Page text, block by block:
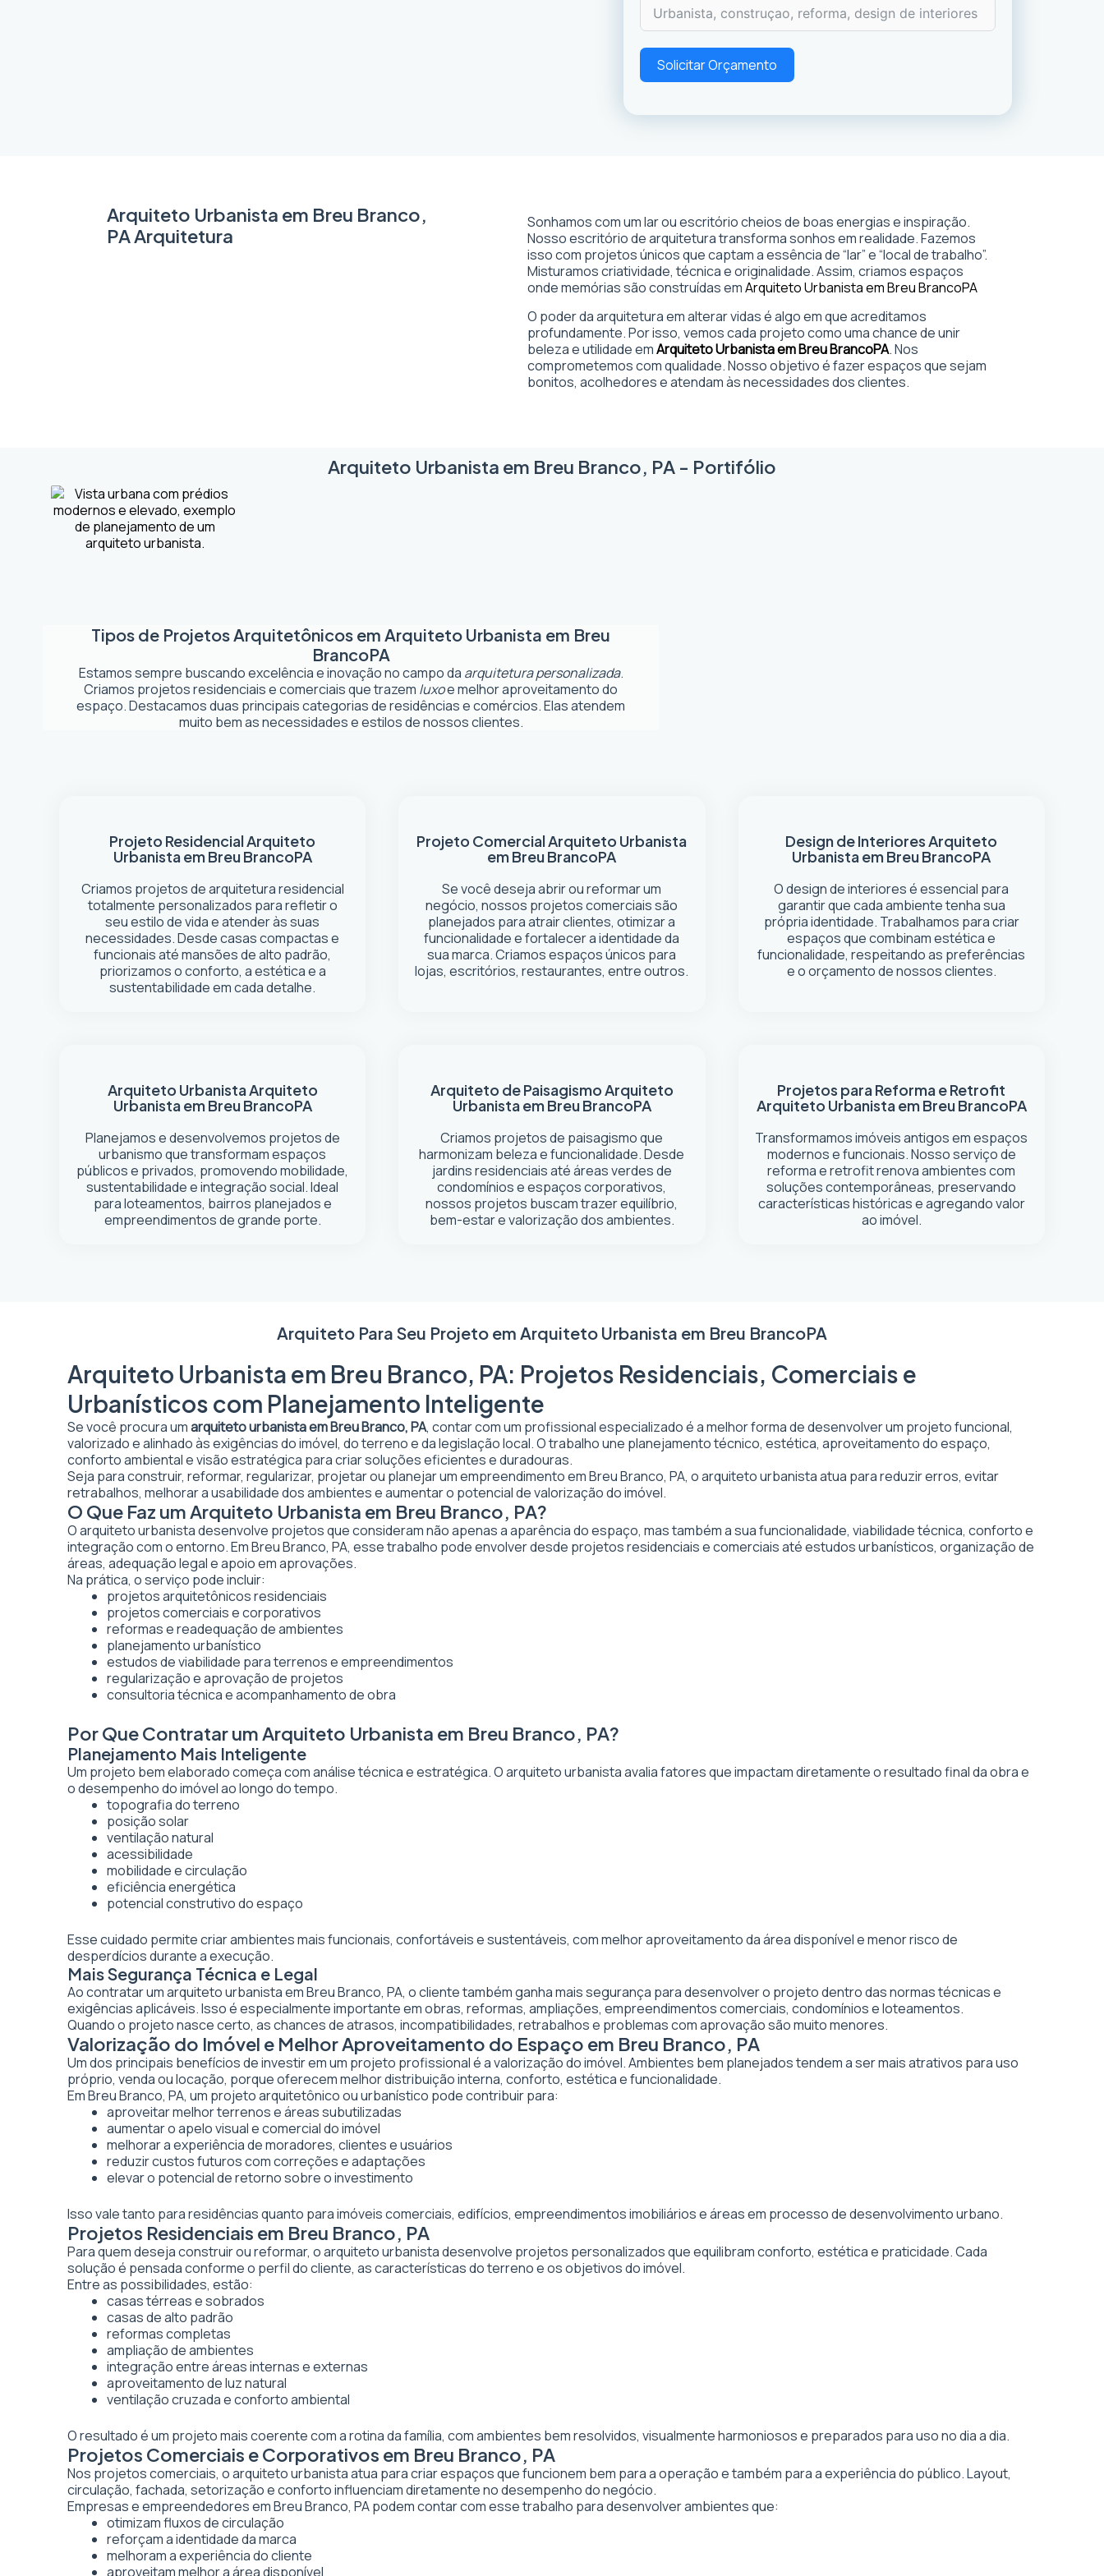
Solicitar Orçamento
Arquiteto Urbanista em Breu Branco,
PA Arquitetura
Sonhamos com um lar ou escritório cheios de boas energias e inspiração.
Nosso escritório de arquitetura transforma sonhos em realidade. Fazemos
isso com projetos únicos que captam a essência de “lar” e “local de trabalho”.
Misturamos criatividade, técnica e originalidade. Assim, criamos espaços
onde memórias são construídas emArquiteto Urbanista em Breu BrancoPA
O poder da arquitetura em alterar vidas é algo em que acreditamos
profundamente. Por isso, vemos cada projeto como uma chance de unir
beleza e utilidade emArquiteto Urbanista em Breu BrancoPA. Nos
comprometemos com qualidade. Nosso objetivo é fazer espaços que sejam
bonitos, acolhedores e atendam às necessidades dos clientes.
Arquiteto Urbanista em Breu Branco, PA - Portifólio
Tipos de Projetos Arquitetônicos em Arquiteto Urbanista em Breu
BrancoPA
Estamos sempre buscando excelência e inovação no campo da arquitetura personalizada.
Criamos projetos residenciais e comerciais que trazem luxoe melhor aproveitamento do
espaço. Destacamos duas principais categorias de residências e comércios. Elas atendem
muito bem as necessidades e estilos de nossos clientes.
Projeto ResidencialArquiteto
Urbanista em Breu BrancoPA
Criamos projetos de arquitetura residencial
totalmente personalizados para refletir o
seu estilo de vida e atender às suas
necessidades. Desde casas compactas e
funcionais até mansões de alto padrão,
priorizamos o conforto, a estética e a
sustentabilidade em cada detalhe.
Projeto ComercialArquiteto Urbanista
em Breu BrancoPA
Se você deseja abrir ou reformar um
negócio, nossos projetos comerciais são
planejados para atrair clientes, otimizar a
funcionalidade e fortalecer a identidade da
sua marca. Criamos espaços únicos para
lojas, escritórios, restaurantes, entre outros.
Design de InterioresArquiteto
Urbanista em Breu BrancoPA
O design de interiores é essencial para
garantir que cada ambiente tenha sua
própria identidade. Trabalhamos para criar
espaços que combinam estética e
funcionalidade, respeitando as preferências
e o orçamento de nossos clientes.
Arquiteto UrbanistaArquiteto
Urbanista em Breu BrancoPA
Planejamos e desenvolvemos projetos de
urbanismo que transformam espaços
públicos e privados, promovendo mobilidade,
sustentabilidade e integração social. Ideal
para loteamentos, bairros planejados e
empreendimentos de grande porte.
Arquiteto de PaisagismoArquiteto
Urbanista em Breu BrancoPA
Criamos projetos de paisagismo que
harmonizam beleza e funcionalidade. Desde
jardins residenciais até áreas verdes de
condomínios e espaços corporativos,
nossos projetos buscam trazer equilíbrio,
bem-estar e valorização dos ambientes.
Projetos para Reforma e Retrofit
Arquiteto Urbanista em Breu BrancoPA
Transformamos imóveis antigos em espaços
modernos e funcionais. Nosso serviço de
reforma e retrofit renova ambientes com
soluções contemporâneas, preservando
características históricas e agregando valor
ao imóvel.
Arquiteto Para Seu Projeto em Arquiteto Urbanista em Breu BrancoPA
Arquiteto Urbanista em Breu Branco, PA: Projetos Residenciais, Comerciais e
Urbanísticos com Planejamento Inteligente
Se você procura umarquiteto urbanista em Breu Branco, PA, contar com um profissional especializado é a melhor forma de desenvolver um projeto funcional,
valorizado e alinhado às exigências do imóvel, do terreno e da legislação local. O trabalho une planejamento técnico, estética, aproveitamento do espaço,
conforto ambiental e visão estratégica para criar soluções eficientes e duradouras.
Seja para construir, reformar, regularizar, projetar ou planejar um empreendimento em Breu Branco, PA, o arquiteto urbanista atua para reduzir erros, evitar
retrabalhos, melhorar a usabilidade dos ambientes e aumentar o potencial de valorização do imóvel.
O Que Faz um Arquiteto Urbanista em Breu Branco, PA?
O arquiteto urbanista desenvolve projetos que consideram não apenas a aparência do espaço, mas também a sua funcionalidade, viabilidade técnica, conforto e
integração com o entorno. Em Breu Branco, PA, esse trabalho pode envolver desde projetos residenciais e comerciais até estudos urbanísticos, organização de
áreas, adequação legal e apoio em aprovações.
Na prática, o serviço pode incluir:
projetos arquitetônicos residenciais
projetos comerciais e corporativos
reformas e readequação de ambientes
planejamento urbanístico
estudos de viabilidade para terrenos e empreendimentos
regularização e aprovação de projetos
consultoria técnica e acompanhamento de obra
Por Que Contratar um Arquiteto Urbanista em Breu Branco, PA?
Planejamento Mais Inteligente
Um projeto bem elaborado começa com análise técnica e estratégica. O arquiteto urbanista avalia fatores que impactam diretamente o resultado final da obra e
o desempenho do imóvel ao longo do tempo.
topografia do terreno
posição solar
ventilação natural
acessibilidade
mobilidade e circulação
eficiência energética
potencial construtivo do espaço
Esse cuidado permite criar ambientes mais funcionais, confortáveis e sustentáveis, com melhor aproveitamento da área disponível e menor risco de
desperdícios durante a execução.
Mais Segurança Técnica e Legal
Ao contratar um arquiteto urbanista em Breu Branco, PA, o cliente também ganha mais segurança para desenvolver o projeto dentro das normas técnicas e
exigências aplicáveis. Isso é especialmente importante em obras, reformas, ampliações, empreendimentos comerciais, condomínios e loteamentos.
Quando o projeto nasce certo, as chances de atrasos, incompatibilidades, retrabalhos e problemas com aprovação são muito menores.
Valorização do Imóvel e Melhor Aproveitamento do Espaço em Breu Branco, PA
Um dos principais benefícios de investir em um projeto profissional é a valorização do imóvel. Ambientes bem planejados tendem a ser mais atrativos para uso
próprio, venda ou locação, porque oferecem melhor distribuição interna, conforto, estética e funcionalidade.
Em Breu Branco, PA, um projeto arquitetônico ou urbanístico pode contribuir para:
aproveitar melhor terrenos e áreas subutilizadas
aumentar o apelo visual e comercial do imóvel
melhorar a experiência de moradores, clientes e usuários
reduzir custos futuros com correções e adaptações
elevar o potencial de retorno sobre o investimento
Isso vale tanto para residências quanto para imóveis comerciais, edifícios, empreendimentos imobiliários e áreas em processo de desenvolvimento urbano.
Projetos Residenciais em Breu Branco, PA
Para quem deseja construir ou reformar, o arquiteto urbanista desenvolve projetos personalizados que equilibram conforto, estética e praticidade. Cada
solução é pensada conforme o perfil do cliente, as características do terreno e os objetivos do imóvel.
Entre as possibilidades, estão:
casas térreas e sobrados
casas de alto padrão
reformas completas
ampliação de ambientes
integração entre áreas internas e externas
aproveitamento de luz natural
ventilação cruzada e conforto ambiental
O resultado é um projeto mais coerente com a rotina da família, com ambientes bem resolvidos, visualmente harmoniosos e preparados para uso no dia a dia.
Projetos Comerciais e Corporativos em Breu Branco, PA
Nos projetos comerciais, o arquiteto urbanista atua para criar espaços que funcionem bem para a operação e também para a experiência do público. Layout,
circulação, fachada, setorização e conforto influenciam diretamente no desempenho do negócio.
Empresas e empreendedores em Breu Branco, PA podem contar com esse trabalho para desenvolver ambientes que:
otimizam fluxos de circulação
reforçam a identidade da marca
melhoram a experiência do cliente
aproveitam melhor a área disponível